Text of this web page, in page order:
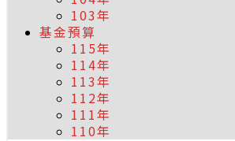
103年
基金預算
115年
114年
113年
112年
111年
110年